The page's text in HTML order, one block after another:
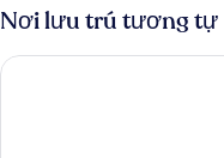
View)
Suite
(Reder
Panoramic
Nơi lưu trú tương tự
Radisson Blu Scandinavia